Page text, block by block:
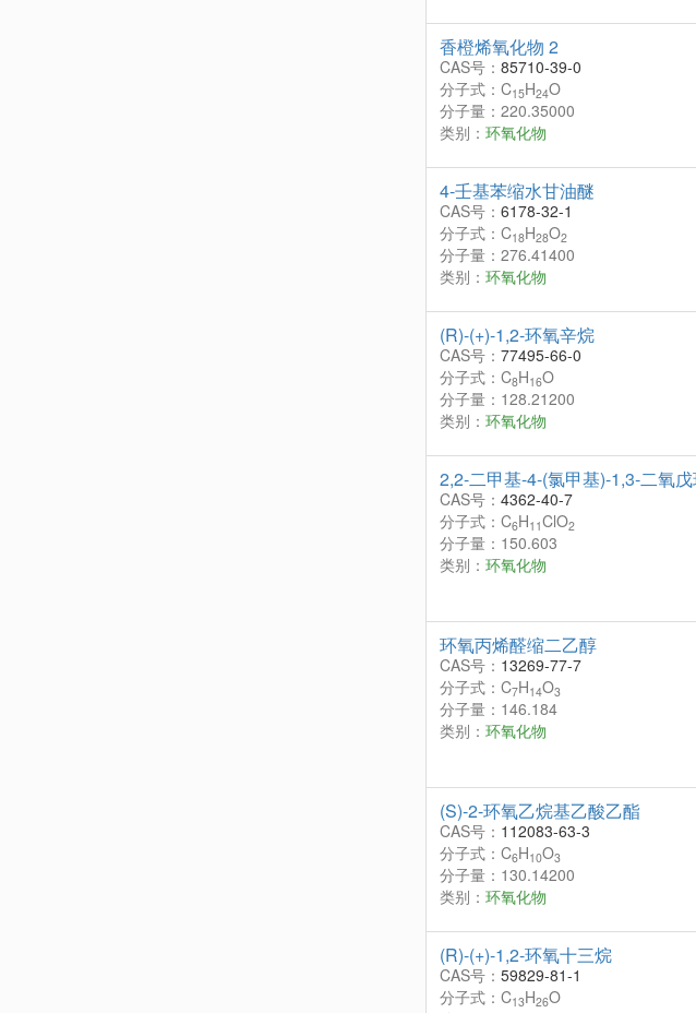
香橙烯氧化物 2
CAS号： 85710-39-0
分子式：C15H24O
分子量：220.35000
类别： 环氧化物
4-壬基苯缩水甘油醚
CAS号： 6178-32-1
分子式：C18H28O2
分子量：276.41400
类别： 环氧化物
(R)-(+)-1,2-环氧辛烷
CAS号： 77495-66-0
分子式：C8H16O
分子量：128.21200
类别： 环氧化物
2,2-二甲基-4-(氯甲基)-1,3-二氧
CAS号： 4362-40-7
分子式：C6H11ClO2
分子量：150.603
类别： 环氧化物
环氧丙烯醛缩二乙醇
CAS号： 13269-77-7
分子式：C7H14O3
分子量：146.184
类别： 环氧化物
(S)-2-环氧乙烷基乙酸乙酯
CAS号： 112083-63-3
分子式：C6H10O3
分子量：130.14200
类别： 环氧化物
(R)-(+)-1,2-环氧十三烷
CAS号： 59829-81-1
分子式：C13H26O